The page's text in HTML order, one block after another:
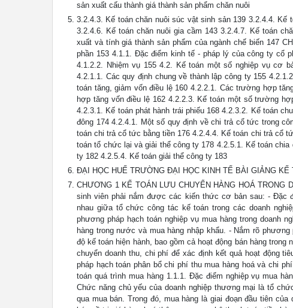
sản xuất cấu thành giá thành sản phẩm chăn nuôi
3.2.4.3. Kế toán chăn nuôi súc vật sinh sản 139 3.2.4.4.
3.2.4.6. Kế toán chăn nuôi gia cầm 143 3.2.4.7. Kế toán
xuất và tính giá thành sản phẩm của ngành chế biến 147
phần 153 4.1.1. Đặc điểm kinh tế - pháp lý của công ty cổ
4.1.2.2. Nhiệm vụ 155 4.2. Kế toán một số nghiệp vụ cơ
4.2.1.1. Các quy định chung về thành lập công ty 155
toán tăng, giảm vốn điều lệ 160 4.2.2.1. Các trường hợp
hợp tăng vốn điều lệ 162 4.2.2.3. Kế toán một số trường
4.2.3.1. Kế toán phát hành trái phiếu 168 4.2.3.2. Kế toán
đông 174 4.2.4.1. Một số quy định về chi trả cổ tức trong
toán chi trả cổ tức bằng tiền 176 4.2.4.4. Kế toán chi trả cổ
toán tổ chức lại và giải thể công ty 178 4.2.5.1. Kế toán
ty 182 4.2.5.4. Kế toán giải thể công ty 183
ĐẠI HỌC HUẾ TRƯỜNG ĐẠI HỌC KINH TẾ BÀI GIẢNG KẾ
CHƯƠNG 1 KẾ TOÁN LƯU CHUYỂN HÀNG HOÁ
sinh viên phải nắm được các kiến thức cơ bản sau: - Đặc
nhau giữa tổ chức công tác kế toán trong các doanh
phương pháp hạch toán nghiệp vụ mua hàng trong doanh
hàng trong nước và mua hàng nhập khẩu. - Nắm rõ
độ kế toán hiện hành, bao gồm cả hoạt động bán hàng
chuyển doanh thu, chi phí để xác định kết quả hoạt động
pháp hạch toán phân bổ chi phí thu mua hàng hoá và chi
toán quá trình mua hàng 1.1.1. Đặc điểm nghiệp vụ mua
Chức năng chủ yếu của doanh nghiệp thương mại là tổ
qua mua bán. Trong đó, mua hàng là giai đoạn đầu tiên